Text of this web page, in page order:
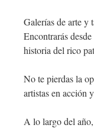
Galerías de arte y
Encontrarás
historia del rico
No te pierdas la
artistas en acción
A lo largo del